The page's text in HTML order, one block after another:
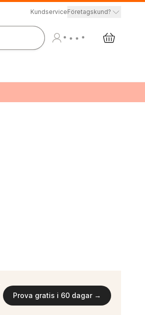
KundserviceFöretagskund?
Prova gratis i 60 dagar →